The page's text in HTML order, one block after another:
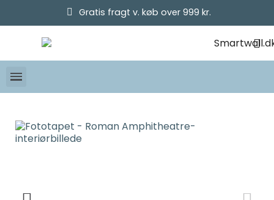
Gratis fragt v. køb over 999 kr.